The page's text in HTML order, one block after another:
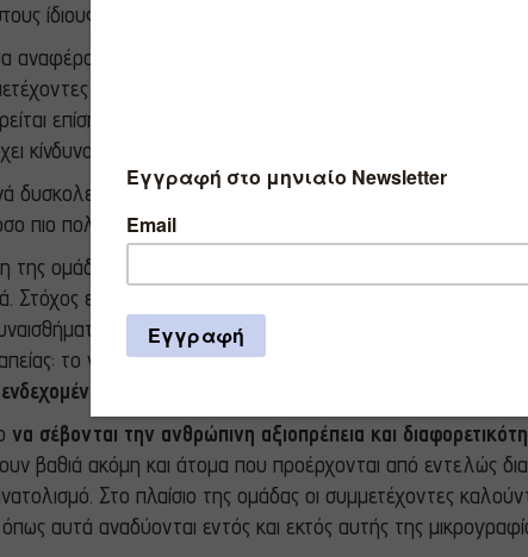
ίδιους βασικούς κανόνες που ισχύουν και για την
αναφέρονται οι προσωπικές πληροφορίες ή οι
καλούνται να βρίσκονται σε έναν χώρο από όπου
επίσης παραβίαση της συμφωνίας περί απορρήτου.
κίνδυνος για κάποιον από τους συμμετέχοντες ή για τρίτα
να συμμετέχουν στην ομάδα, αλλά η
πιο πολλά τα οφέλη που θα αποκομίσουν.
της ομάδας περισσότερο να μοιραστούν τα
είναι και τα άλλα μέλη της ομάδας να σχετιστούν
τους, ενδέχεται να είναι δύσκολο ή ακόμη και
το να
δοκιμάζουμε σε ένα ασφαλές περιβάλλον, να
δεν είναι κοινωνικά αποδεκτά.
να σέβονται την ανθρώπινη αξιοπρέπεια και
βαθιά ακόμη και άτομα που προέρχονται από εντελώς
Στο πλαίσιο της ομάδας οι συμμετέχοντες
αυτά αναδύονται εντός και εκτός αυτής της